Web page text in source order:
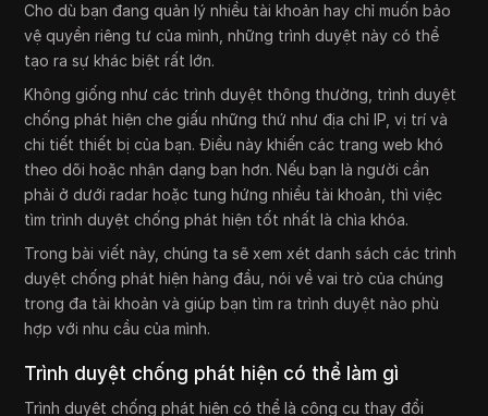
Cho dù bạn đang quản lý nhiều tài khoản hay chỉ muốn bảo
vệ quyền riêng tư của mình, những trình duyệt này có thể
tạo ra sự khác biệt rất lớn.
Không giống như các trình duyệt thông thường, trình duyệt
chống phát hiện che giấu những thứ như địa chỉ IP, vị trí và
chi tiết thiết bị của bạn. Điều này khiến các trang web khó
theo dõi hoặc nhận dạng bạn hơn. Nếu bạn là người cần
phải ở dưới radar hoặc tung hứng nhiều tài khoản, thì việc
tìm trình duyệt chống phát hiện tốt nhất là chìa khóa.
Trong bài viết này, chúng ta sẽ xem xét danh sách các trình
duyệt chống phát hiện hàng đầu, nói về vai trò của chúng
trong đa tài khoản và giúp bạn tìm ra trình duyệt nào phù
hợp với nhu cầu của mình.
Trình duyệt chống phát hiện có thể làm gì
Trình duyệt chống phát hiện có thể là công cụ thay đổi